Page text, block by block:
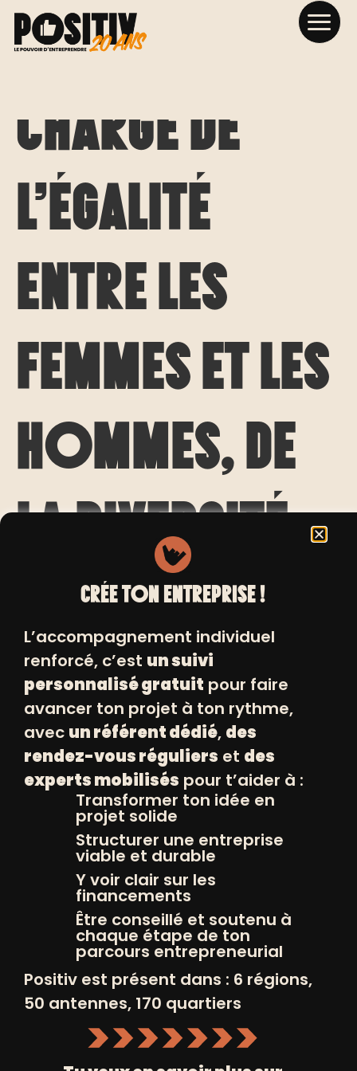
Ministre
chargé de
l’égalité
entre les
femmes et les
hommes, de
la diversité
et de l’égalité
des chances
INSCRIVEZ VOUS
À NOS NEWSLETTERS
CRÉE TON ENTREPRISE !
L’accompagnement individuel
renforcé, c’est un suivi
personnalisé gratuit pour faire
avancer ton projet à ton rythme,
avec un référent dédié, des
rendez-vous réguliers et des
experts mobilisés pour t’aider à :
Transformer ton idée en
projet solide
Structurer une entreprise
viable et durable
Y voir clair sur les
financements
Être conseillé et soutenu à
chaque étape de ton
parcours entrepreneurial
Positiv est présent dans : 6 régions,
50 antennes, 170 quartiers